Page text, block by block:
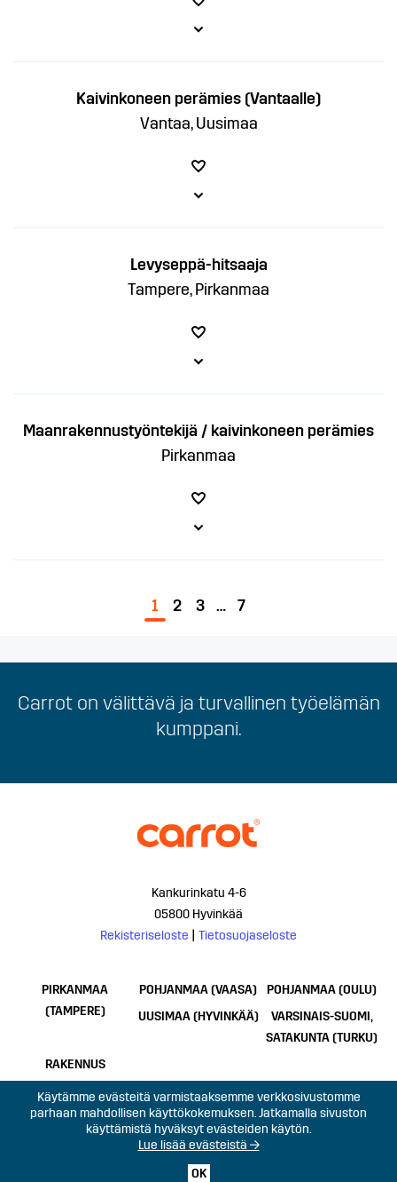
Kaivinkoneen perämies (Vantaalle)
Vantaa, Uusimaa
Levyseppä-hitsaaja
Tampere, Pirkanmaa
Maanrakennustyöntekijä / kaivinkoneen perämies
Pirkanmaa
1 2 3 … 7
Carrot on välittävä ja turvallinen työelämän
kumppani.
Olemme välittäviä, vastuullisia ja nopeita.
Kankurinkatu 4-6
05800 Hyvinkää
Rekisteriseloste
Tietosuojaseloste
PIRKANMAA
(TAMPERE)
POHJANMAA (VAASA)
POHJANMAA (OULU)
UUSIMAA (HYVINKÄÄ)
VARSINAIS-SUOMI,
SATAKUNTA (TURKU)
RAKENNUS
Käytämme evästeitä varmistaaksemme verkkosivustomme
parhaan mahdollisen käyttökokemuksen. Jatkamalla sivuston
käyttämistä hyväksyt evästeiden käytön.
Lue lisää evästeistä →
OK